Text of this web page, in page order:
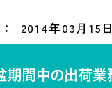
2014年03月15日